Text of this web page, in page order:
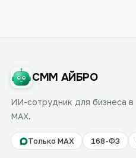
СММ АЙБРО
ИИ-сотрудник для бизнеса в
MAX.
Только MAX 168-ФЗ